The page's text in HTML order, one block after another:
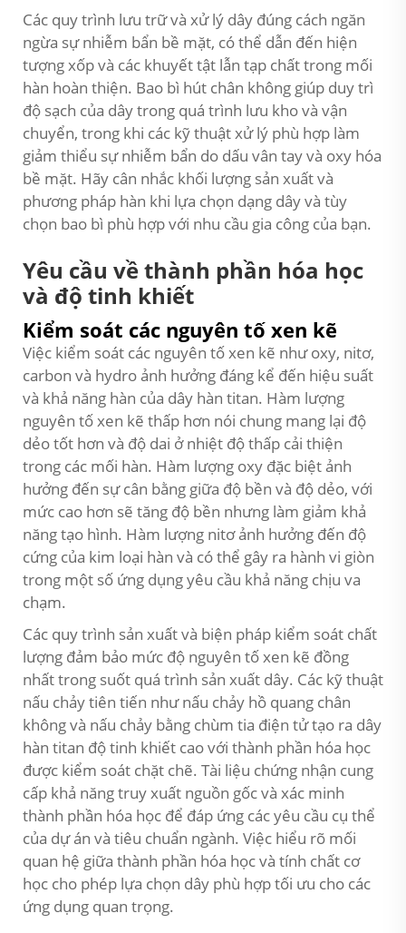
Các quy trình lưu trữ và xử lý dây đúng cách ngăn
ngừa sự nhiễm bẩn bề mặt, có thể dẫn đến hiện
tượng xốp và các khuyết tật lẫn tạp chất trong mối
hàn hoàn thiện. Bao bì hút chân không giúp duy trì
độ sạch của dây trong quá trình lưu kho và vận
chuyển, trong khi các kỹ thuật xử lý phù hợp làm
giảm thiểu sự nhiễm bẩn do dấu vân tay và oxy hóa
bề mặt. Hãy cân nhắc khối lượng sản xuất và
phương pháp hàn khi lựa chọn dạng dây và tùy
chọn bao bì phù hợp với nhu cầu gia công của bạn.
Yêu cầu về thành phần hóa học
và độ tinh khiết
Kiểm soát các nguyên tố xen kẽ
Việc kiểm soát các nguyên tố xen kẽ như oxy, nitơ,
carbon và hydro ảnh hưởng đáng kể đến hiệu suất
và khả năng hàn của dây hàn titan. Hàm lượng
nguyên tố xen kẽ thấp hơn nói chung mang lại độ
dẻo tốt hơn và độ dai ở nhiệt độ thấp cải thiện
trong các mối hàn. Hàm lượng oxy đặc biệt ảnh
hưởng đến sự cân bằng giữa độ bền và độ dẻo, với
mức cao hơn sẽ tăng độ bền nhưng làm giảm khả
năng tạo hình. Hàm lượng nitơ ảnh hưởng đến độ
cứng của kim loại hàn và có thể gây ra hành vi giòn
trong một số ứng dụng yêu cầu khả năng chịu va
chạm.
Các quy trình sản xuất và biện pháp kiểm soát chất
lượng đảm bảo mức độ nguyên tố xen kẽ đồng
nhất trong suốt quá trình sản xuất dây. Các kỹ thuật
nấu chảy tiên tiến như nấu chảy hồ quang chân
không và nấu chảy bằng chùm tia điện tử tạo ra dây
hàn titan độ tinh khiết cao với thành phần hóa học
được kiểm soát chặt chẽ. Tài liệu chứng nhận cung
cấp khả năng truy xuất nguồn gốc và xác minh
thành phần hóa học để đáp ứng các yêu cầu cụ thể
của dự án và tiêu chuẩn ngành. Việc hiểu rõ mối
quan hệ giữa thành phần hóa học và tính chất cơ
học cho phép lựa chọn dây phù hợp tối ưu cho các
ứng dụng quan trọng.